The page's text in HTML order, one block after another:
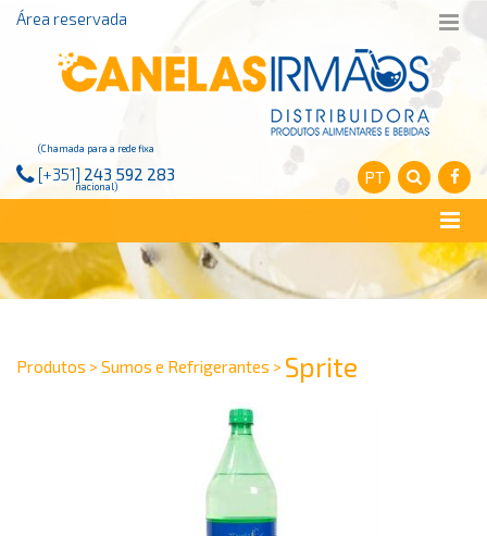
Área reservada
PT
[+351] 243 592 283
(Chamada para a rede fixa
nacional)
Produtos > Sumos e Refrigerantes > Sprite